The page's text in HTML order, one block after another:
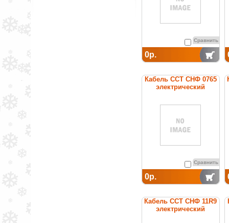
Сравнить
0р.
Кабель ССТ СНФ 0765
электрический
Сравнить
0р.
Кабель ССТ СНФ 11R9
электрический